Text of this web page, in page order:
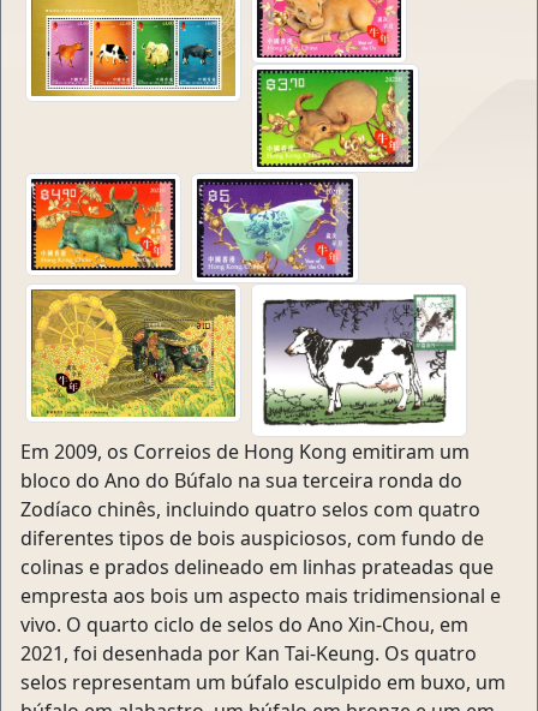
Em 2009, os Correios de Hong Kong emitiram um
bloco do Ano do Búfalo na sua terceira ronda do
Zodíaco chinês, incluindo quatro selos com quatro
diferentes tipos de bois auspiciosos, com fundo de
colinas e prados delineado em linhas prateadas que
empresta aos bois um aspecto mais tridimensional e
vivo. O quarto ciclo de selos do Ano Xin-Chou, em
2021, foi desenhada por Kan Tai-Keung. Os quatro
selos representam um búfalo esculpido em buxo, um